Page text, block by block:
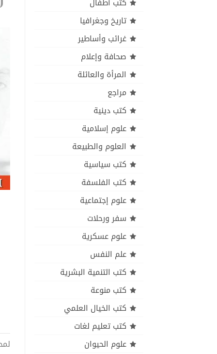
تاريخ وجغرافيا
غرائب وأساطير
صحافة وإعلام
المرأة والعائلة
مراجع
كتب دينية
علوم إسلامية
العلوم والطبيعة
كتب سياسية
كتب الفلسفة
علوم إجتماعية
سفر ورحلات
علوم عسكرية
علم النفس
كتب التنمية البشرية
كتب منوعة
كتب الخيال العلمي
كتب تعليم لغات
علوم الحيوان